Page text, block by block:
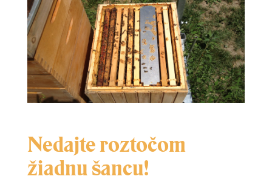
Nedajte roztočom
žiadnu šancu!